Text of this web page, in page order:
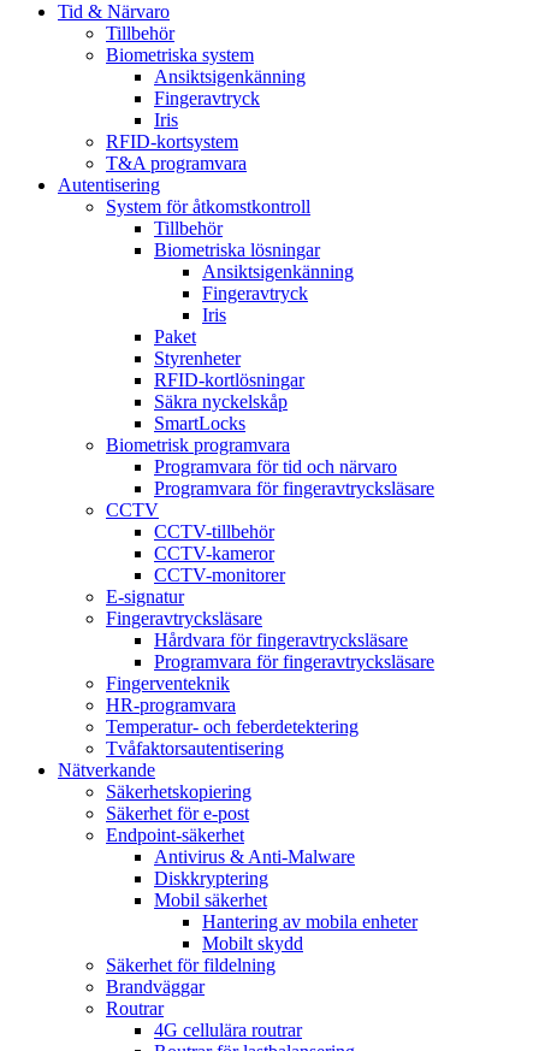
Tid & Närvaro
Tillbehör
Biometriska system
Ansiktsigenkänning
Fingeravtryck
Iris
RFID-kortsystem
T&A programvara
Autentisering
System för åtkomstkontroll
Tillbehör
Biometriska lösningar
Ansiktsigenkänning
Fingeravtryck
Iris
Paket
Styrenheter
RFID-kortlösningar
Säkra nyckelskåp
SmartLocks
Biometrisk programvara
Programvara för tid och närvaro
Programvara för fingeravtrycksläsare
CCTV
CCTV-tillbehör
CCTV-kameror
CCTV-monitorer
E-signatur
Fingeravtrycksläsare
Hårdvara för fingeravtrycksläsare
Programvara för fingeravtrycksläsare
Fingerventeknik
HR-programvara
Temperatur- och feberdetektering
Tvåfaktorsautentisering
Nätverkande
Säkerhetskopiering
Säkerhet för e-post
Endpoint-säkerhet
Antivirus & Anti-Malware
Diskkryptering
Mobil säkerhet
Hantering av mobila enheter
Mobilt skydd
Säkerhet för fildelning
Brandväggar
Routrar
4G cellulära routrar